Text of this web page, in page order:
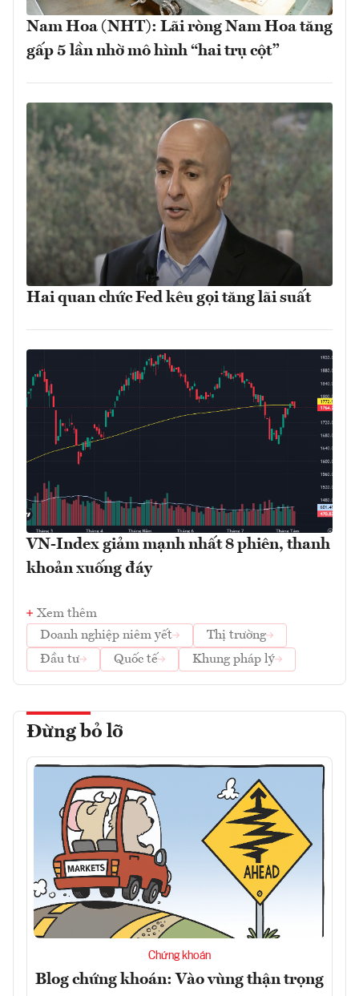
Nam Hoa (NHT): Lãi ròng Nam Hoa tăng
gấp 5 lần nhờ mô hình “hai trụ cột”
Hai quan chức Fed kêu gọi tăng lãi suất
VN-Index giảm mạnh nhất 8 phiên, thanh
khoản xuống đáy
Xem thêm
Doanh nghiệp niêm yết
Thị trường
Đầu tư
Quốc tế Khung pháp lý
Đừng bỏ lỡ
Chứng khoán
Blog chứng khoán: Vào vùng thận trọng